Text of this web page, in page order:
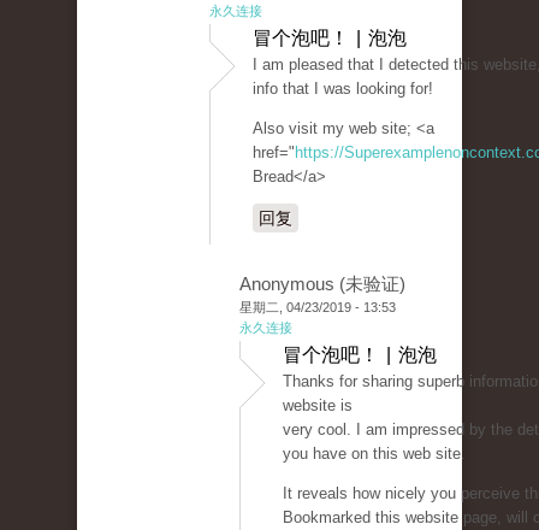
永久连接
冒个泡吧！ | 泡泡
I am pleased that I detected this
info that I was looking for!
Also visit my web site; <a
href=" https://
Bread</a>
回复
Anonymous (未验证)
星期二, 04/23/2019 - 13:53
永久连接
冒个泡吧！ | 泡泡
Thanks for sharing superb
website is
very cool. I am impressed by the
you have on this web site.
It reveals how nicely you perceive
Bookmarked this website page, will